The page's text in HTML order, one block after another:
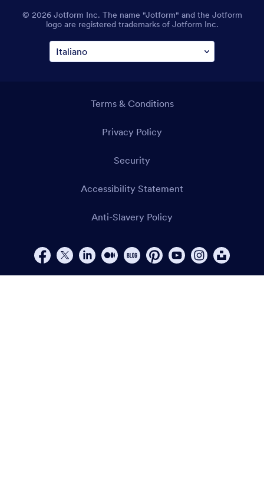
© 2026 Jotform Inc. The name "Jotform" and the Jotform
logo are registered trademarks of Jotform Inc.
Terms & Conditions
Privacy Policy
Security
Accessibility Statement
Anti-Slavery Policy